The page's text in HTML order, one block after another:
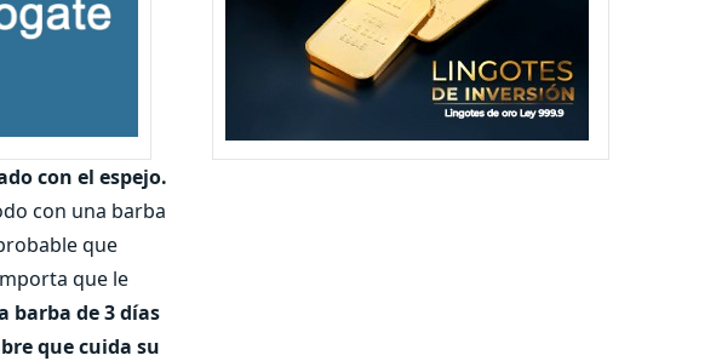
con el espejo.
con una barba
que
que le
barba de 3 días
que cuida su